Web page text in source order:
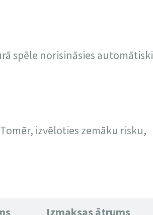
spēle norisināsies automātiski
izvēloties zemāku risku,
Izmaksas ātrums